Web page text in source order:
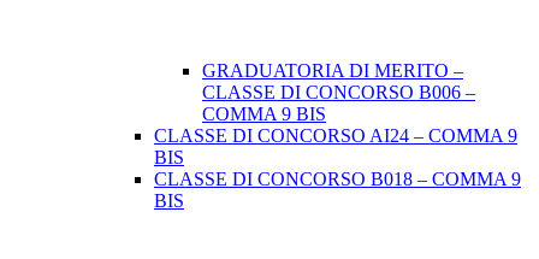
GRADUATORIA DI MERITO –
CLASSE DI CONCORSO B006 –
COMMA 9 BIS
CLASSE DI CONCORSO AI24 – COMMA 9
BIS
CLASSE DI CONCORSO B018 – COMMA 9
BIS